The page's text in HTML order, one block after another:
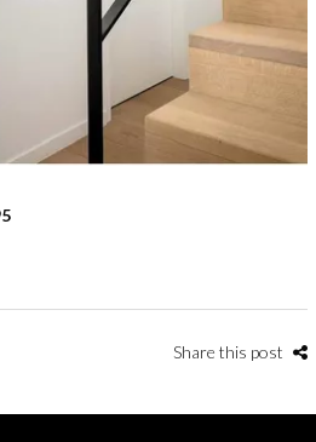
Share this post